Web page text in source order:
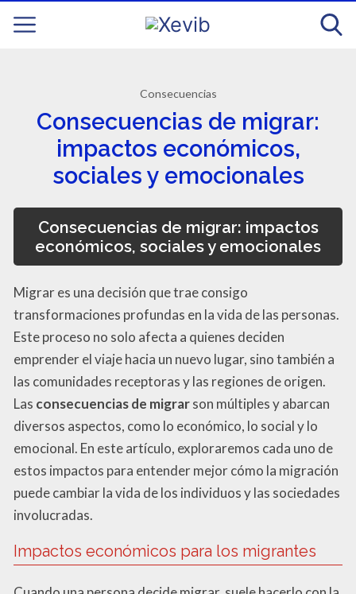
Consecuencias
Consecuencias de migrar:
impactos económicos,
sociales y emocionales
Consecuencias de migrar: impactos
económicos, sociales y emocionales
Migrar es una decisión que trae consigo
transformaciones profundas en la vida de las personas.
Este proceso no solo afecta a quienes deciden
emprender el viaje hacia un nuevo lugar, sino también a
las comunidades receptoras y las regiones de origen.
Las consecuencias de migrarson múltiples y abarcan
diversos aspectos, como lo económico, lo social y lo
emocional. En este artículo, exploraremos cada uno de
estos impactos para entender mejor cómo la migración
puede cambiar la vida de los individuos y las sociedades
involucradas.
Impactos económicos para los migrantes